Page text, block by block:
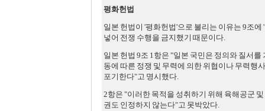
평화헌법
일본 헌법이 '평화헌법'으로 불리는 이유는 9조
넣어 전쟁 수행을 금지했기 때문이다.
일본 헌법 9조 1항은 "일본 국민은 정의와 질서
동에 따른 정쟁 및 무력에 의한 위협이나 무력행
포기한다"고 명시했다.
2항은 "이러한 목적을 성취하기 위해 육해공군
권도 인정하지 않는다"고 못박았다.